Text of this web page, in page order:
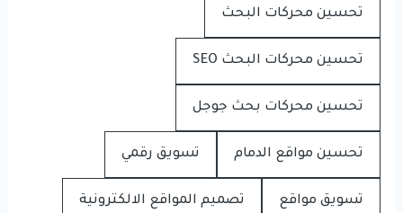
تحسين محركات البحث
تحسين محركات البحث SEO
تحسين محركات بحث جوجل
تحسين مواقع الدمام تسويق رقمي
تسويق مواقع تصميم المواقع الالكترونية